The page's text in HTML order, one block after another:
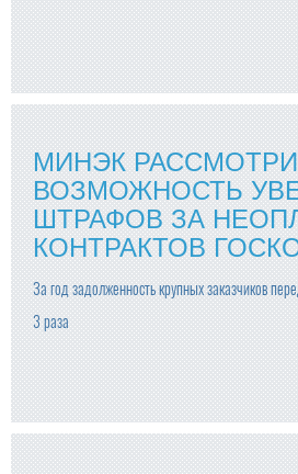
МИНЭК
ВОЗМОЖНОСТЬ
ШТРАФОВ ЗА
КОНТРАКТОВ
За год задолженность крупных заказчиков
3 раза